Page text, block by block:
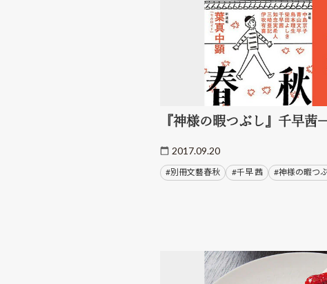
『神様の暇つぶし』千早
2017.09.20
#別冊文藝春秋 #千早 茜 #神様の暇つ